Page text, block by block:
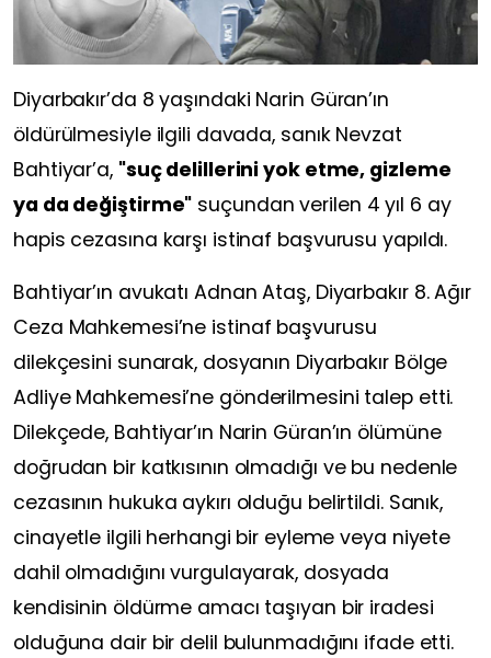
Diyarbakır’da 8 yaşındaki Narin Güran’ın
öldürülmesiyle ilgili davada, sanık Nevzat
Bahtiyar’a, "suç delillerini yok etme, gizleme
ya da değiştirme" suçundan verilen 4 yıl 6 ay
hapis cezasına karşı istinaf başvurusu yapıldı.
Bahtiyar’ın avukatı Adnan Ataş, Diyarbakır 8. Ağır
Ceza Mahkemesi’ne istinaf başvurusu
dilekçesini sunarak, dosyanın Diyarbakır Bölge
Adliye Mahkemesi’ne gönderilmesini talep etti.
Dilekçede, Bahtiyar’ın Narin Güran’ın ölümüne
doğrudan bir katkısının olmadığı ve bu nedenle
cezasının hukuka aykırı olduğu belirtildi. Sanık,
cinayetle ilgili herhangi bir eyleme veya niyete
dahil olmadığını vurgulayarak, dosyada
kendisinin öldürme amacı taşıyan bir iradesi
olduğuna dair bir delil bulunmadığını ifade etti.